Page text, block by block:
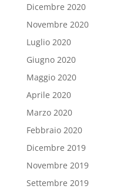
Dicembre 2020
Novembre 2020
Luglio 2020
Giugno 2020
Maggio 2020
Aprile 2020
Marzo 2020
Febbraio 2020
Dicembre 2019
Novembre 2019
Settembre 2019